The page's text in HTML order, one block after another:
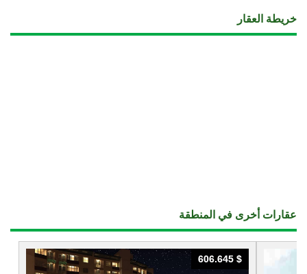
خريطة العقار
عقارات أخرى في المنطقة
606.645 $
606.645 $